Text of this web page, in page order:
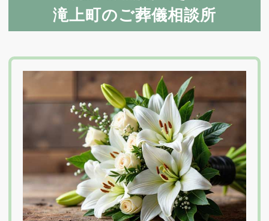
滝上町のご葬儀相談所